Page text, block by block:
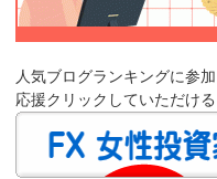
人気ブログランキングに参加
応援クリックしていただけ